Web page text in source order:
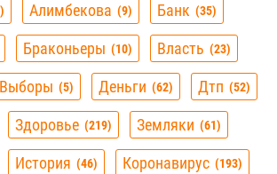
Алимбекова 9 Банк 35
Браконьеры 10 Власть 23
Выборы 5 Деньги 62 Дтп 52
Здоровье 219 Земляки 61
История 46 Коронавирус 193